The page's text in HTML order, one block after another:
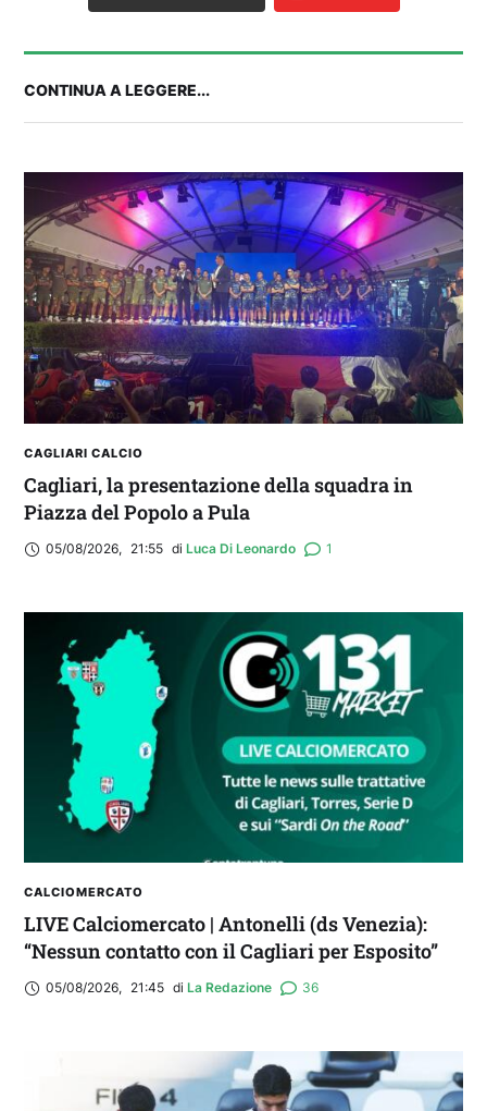
IL CAGLIARI SI PRESENTA A PULA: SEGUI LA
DIRETTA
CONTINUA A LEGGERE...
CAGLIARI CALCIO
Cagliari, la presentazione della squadra in
Piazza del Popolo a Pula
05/08/2026, 21:55 di Luca Di Leonardo 1
CALCIOMERCATO
LIVE Calciomercato | Antonelli (ds Venezia):
“Nessun contatto con il Cagliari per Esposito”
05/08/2026, 21:45 di La Redazione 36